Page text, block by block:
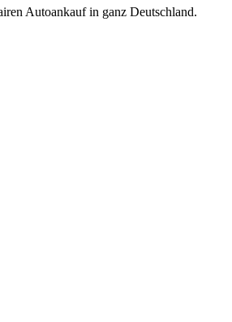
Autoankauf in ganz Deutschland.